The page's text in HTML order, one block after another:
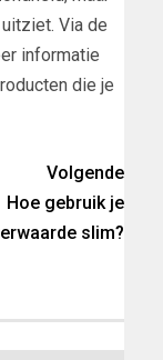
Via de
informatie
die je
Volgende
Hoe gebruik je
slim?